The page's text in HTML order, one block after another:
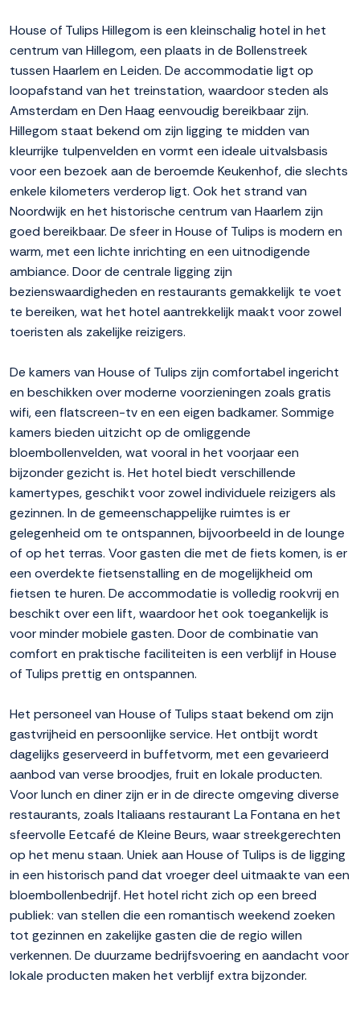
House of Tulips Hillegom is een kleinschalig hotel in het
centrum van Hillegom, een plaats in de Bollenstreek
tussen Haarlem en Leiden. De accommodatie ligt op
loopafstand van het treinstation, waardoor steden als
Amsterdam en Den Haag eenvoudig bereikbaar zijn.
Hillegom staat bekend om zijn ligging te midden van
kleurrijke tulpenvelden en vormt een ideale uitvalsbasis
voor een bezoek aan de beroemde Keukenhof, die slechts
enkele kilometers verderop ligt. Ook het strand van
Noordwijk en het historische centrum van Haarlem zijn
goed bereikbaar. De sfeer in House of Tulips is modern en
warm, met een lichte inrichting en een uitnodigende
ambiance. Door de centrale ligging zijn
bezienswaardigheden en restaurants gemakkelijk te voet
te bereiken, wat het hotel aantrekkelijk maakt voor zowel
toeristen als zakelijke reizigers.
De kamers van House of Tulips zijn comfortabel ingericht
en beschikken over moderne voorzieningen zoals gratis
wifi, een flatscreen-tv en een eigen badkamer. Sommige
kamers bieden uitzicht op de omliggende
bloembollenvelden, wat vooral in het voorjaar een
bijzonder gezicht is. Het hotel biedt verschillende
kamertypes, geschikt voor zowel individuele reizigers als
gezinnen. In de gemeenschappelijke ruimtes is er
gelegenheid om te ontspannen, bijvoorbeeld in de lounge
of op het terras. Voor gasten die met de fiets komen, is er
een overdekte fietsenstalling en de mogelijkheid om
fietsen te huren. De accommodatie is volledig rookvrij en
beschikt over een lift, waardoor het ook toegankelijk is
voor minder mobiele gasten. Door de combinatie van
comfort en praktische faciliteiten is een verblijf in House
of Tulips prettig en ontspannen.
Het personeel van House of Tulips staat bekend om zijn
gastvrijheid en persoonlijke service. Het ontbijt wordt
dagelijks geserveerd in buffetvorm, met een gevarieerd
aanbod van verse broodjes, fruit en lokale producten.
Voor lunch en diner zijn er in de directe omgeving diverse
restaurants, zoals Italiaans restaurant La Fontana en het
sfeervolle Eetcafé de Kleine Beurs, waar streekgerechten
op het menu staan. Uniek aan House of Tulips is de ligging
in een historisch pand dat vroeger deel uitmaakte van een
bloembollenbedrijf. Het hotel richt zich op een breed
publiek: van stellen die een romantisch weekend zoeken
tot gezinnen en zakelijke gasten die de regio willen
verkennen. De duurzame bedrijfsvoering en aandacht voor
lokale producten maken het verblijf extra bijzonder.